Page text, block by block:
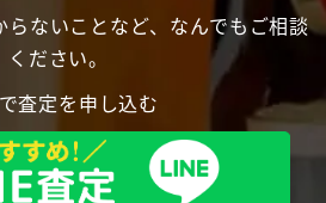
らないことなど、なんでもご相談
ください。
査定を申し込む